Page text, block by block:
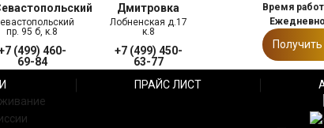
пр. 95 б, к.8
(499) 460-
69-84
Дмитровка
Лобненская д.17
к.8
+7 (499) 450-
63-77
Время
ПРАЙС ЛИСТ